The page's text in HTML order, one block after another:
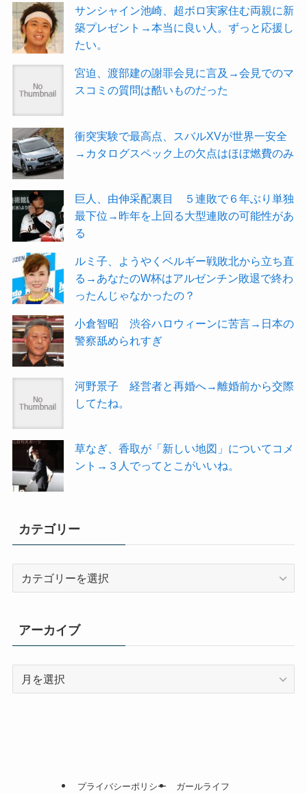
サンシャイン池崎、超ボロ実家住む両親に新
築プレゼント→本当に良い人。ずっと応援し
たい。
宮迫、渡部建の謝罪会見に言及→会見でのマ
スコミの質問は酷いものだった
衝突実験で最高点、スバルXVが世界一安全
→カタログスペック上の欠点はほぼ燃費のみ
巨人、由伸采配裏目 ５連敗で６年ぶり単独
最下位→昨年を上回る大型連敗の可能性があ
る
ルミ子、ようやくベルギー戦敗北から立ち直
る→あなたのW杯はアルゼンチン敗退で終わ
ったんじゃなかったの？
小倉智昭 渋谷ハロウィーンに苦言→日本の
警察舐められすぎ
河野景子 経営者と再婚へ→離婚前から交際
してたね。
草なぎ、香取が「新しい地図」についてコメ
ント→３人でってとこがいいね。
カテゴリー
リ
ー
アーカイブ
プライバシーポリシー ガールライフ